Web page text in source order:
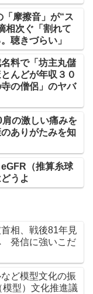
摩擦音」が“ス
相次ぐ「割れて
聴きづらい」
名料で「坊主丸儲
んどが年収３０
の僧侶」のヤバ
の激しい痛みを
ありがたみを知
（推算糸球
うよ
首相、戦後81年見
発信に強いこだ
ど模型文化の振
型）文化推進議